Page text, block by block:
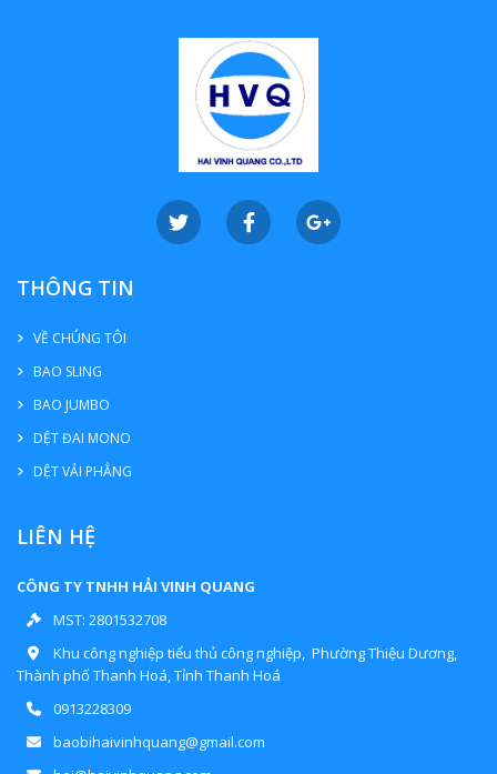
THÔNG TIN
VỀ CHÚNG TÔI
BAO SLING
BAO JUMBO
DỆT ĐAI MONO
DỆT VẢI PHẲNG
LIÊN HỆ
CÔNG TY TNHH HẢI VINH QUANG
MST: 2801532708
Khu công nghiệp tiểu thủ công nghiệp, Phường Thiệu Dương,
Thành phố Thanh Hoá, Tỉnh Thanh Hoá
0913228309
baobihaivinhquang@gmail.com